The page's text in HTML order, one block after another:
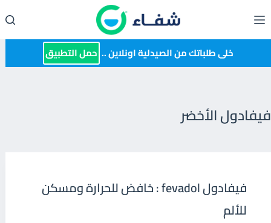
إلى
المحتوى خلى طلباتك من الصيدلية اونلاين .. حمل التطبيق
فيفادول الأخضر
فيفادول fevadol : خافض للحرارة ومسكن
للألم